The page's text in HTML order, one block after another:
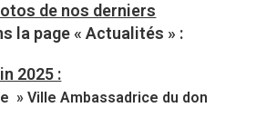
de nos derniers
la page « Actualités » :
2025 :
» Ville Ambassadrice du don